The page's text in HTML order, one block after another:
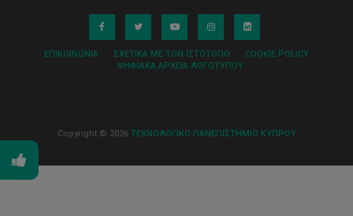
ΕΠΙΚΟΙΝΩΝΊΑ ΣΧΕΤΙΚΆ ΜΕ ΤΟΝ ΙΣΤΌΤΟΠΟ
COOKIE POLICY
ΨΗΦΙΑΚΆ ΑΡΧΕΊΑ ΛΟΓΌΤΥΠΟΥ
Copyright © 2026 ΤΕΧΝΟΛΟΓΙΚΟ ΠΑΝΕΠΙΣΤΗΜΙΟ ΚΥΠΡΟΥ